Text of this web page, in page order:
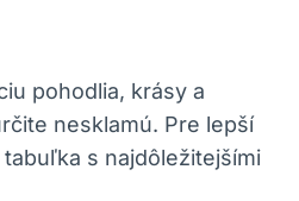
pohodlia, krásy a
nesklamú. Pre lepší
s najdôležitejšími